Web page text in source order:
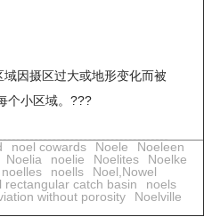
因摄区过大或地形变化而被
个小区域。???
noel cowards Noele
Noeleen
Noelia noelie Noelites
Noelke
noelles noells
Noel,Nowel
rectangular catch basin
noels
without porosity
Noelville